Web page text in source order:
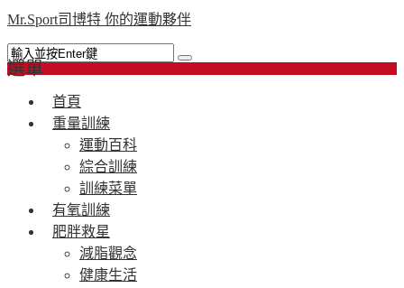
Mr.Sport司博特 你的運動夥伴
選單
首頁
重量訓練
運動百科
綜合訓練
訓練菜單
有氧訓練
肥胖救星
減脂觀念
健康生活